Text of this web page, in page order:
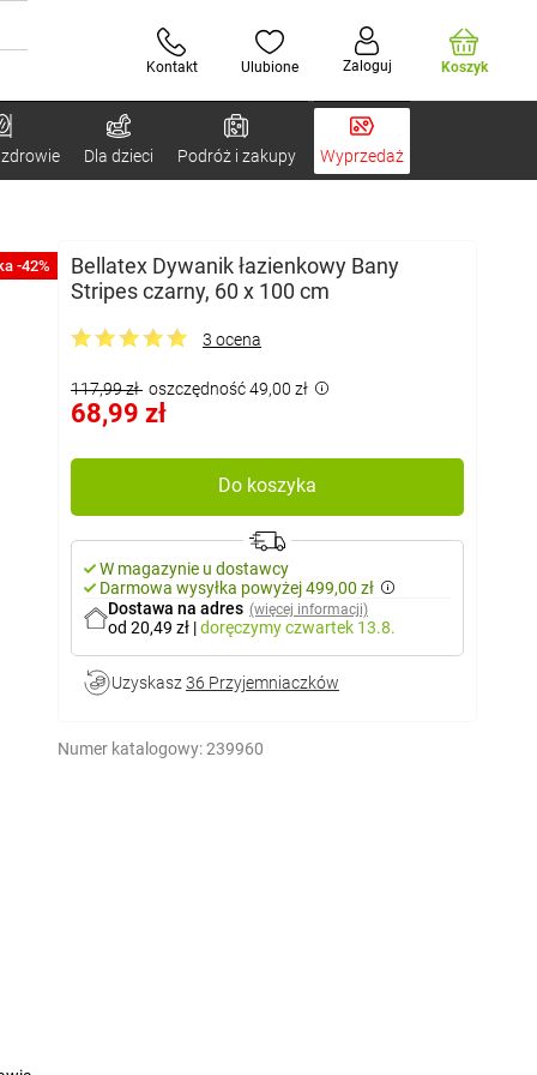
Kontakt Ulubione Zaloguj Koszyk
Dla dzieci Podróż i zakupy Wyprzedaż
-42%
Bellatex Dywanik łazienkowy Bany
Stripes czarny, 60 x 100 cm
3 ocena
117,99 zł oszczędność 49,00 zł
68,99 zł
Do koszyka
W magazynie u dostawcy
Darmowa wysyłka powyżej 499,00 zł
Dostawa na adres (więcej informacji)
od 20,49 zł |doręczymyczwartek 13.8.
Uzyskasz 36 Przyjemniaczków
Numer katalogowy:239960